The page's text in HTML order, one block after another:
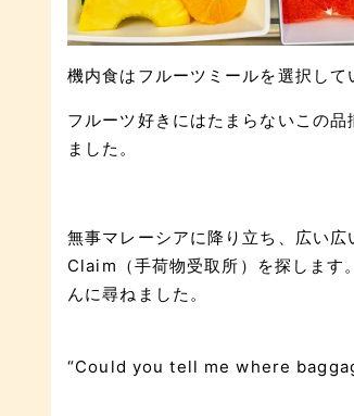
機内食はフルーツミールを選択して
フルーツ好きにはたまらないこの
ました。
無事マレーシアに降り立ち、広い
Claim（手荷物受取所）を探します
んに尋ねました。
“Could you tell me where